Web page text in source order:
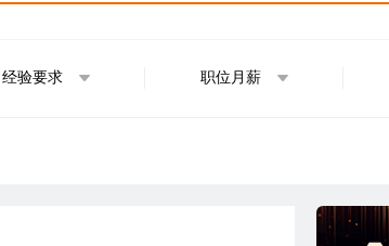
经验要求 职位月薪